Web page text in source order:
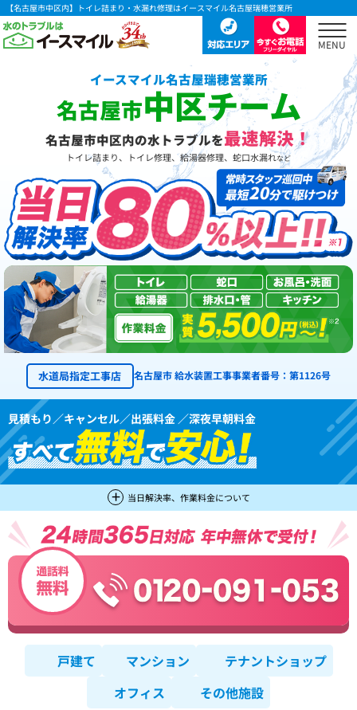
【名古屋市中区内】トイレ詰まり・水漏れ修理はイースマイル名古屋瑞穂営業所
イースマイル名古屋瑞穂営業所
名古屋市中区チーム
名古屋市中区内の水トラブルを最速解決！
トイレ詰まり、トイレ修理、給湯器修理、蛇口水漏れなど
水道局指定工事店 名古屋市 給水装置工事事業者番号：第1126号
見積もり／キャンセル／出張料金 ／深夜早朝料金
当日解決率、作業料金について
戸建て マンション
テナントショップ
オフィス
その他施設